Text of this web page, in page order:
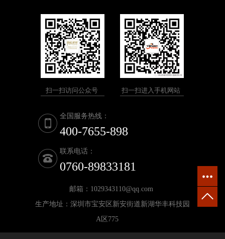
扫一扫访问公众号 扫一扫进入手机网站
全国服务热线：
400-7655-898
联系电话：
0760-89833181
邮箱：1029343110@qq.com
生产地址：深圳市宝安区新安街道新湖华丰科技园
A区775